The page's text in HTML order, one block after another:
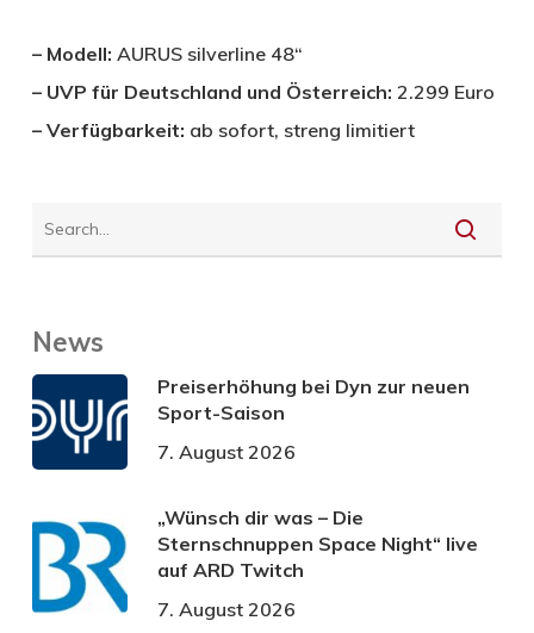
– Modell: AURUS silverline 48“
– UVP für Deutschland und Österreich: 2.299 Euro
– Verfügbarkeit: ab sofort, streng limitiert
News
Preiserhöhung bei Dyn zur neuen
Sport-Saison
7. August 2026
„Wünsch dir was – Die
Sternschnuppen Space Night“ live
auf ARD Twitch
7. August 2026